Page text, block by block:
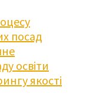
посад
освіти
якості